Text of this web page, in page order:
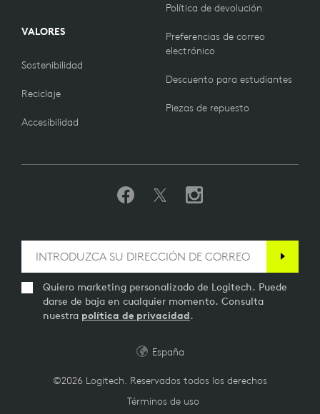
VALORES
Sostenibilidad
Reciclaje
Accesibilidad
Política de devolución
Preferencias de correo
electrónico
Descuento para estudiantes
Piezas de repuesto
Quiero marketing personalizado de Logitech. Puede
darse de baja en cualquier momento. Consulta
nuestra política de privacidad.
©2026 Logitech. Reservados todos los derechos
Términos de uso
España